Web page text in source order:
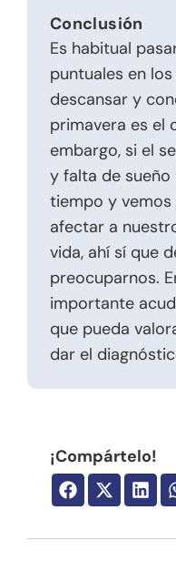
Conclusión
Es habitual
puntuales en
descansar y
primavera es el
embargo, si el
y falta de sueño
tiempo y vemos
afectar a
vida, ahí sí que
preocuparnos.
importante
que pueda
dar el
¡Compártelo!